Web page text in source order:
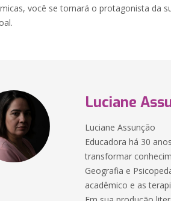
você se tornará o protagonista da
Luciane
Luciane Assunção
Educadora há 30
transformar
Geografia e
acadêmico e as